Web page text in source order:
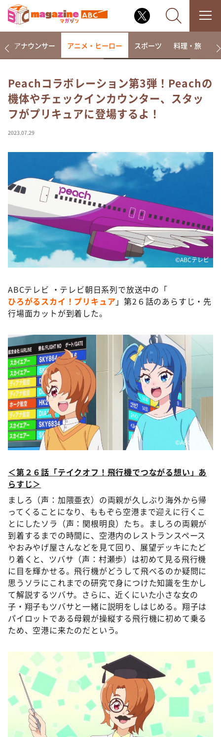
なるみ・岡村の過ぎるTV
相席食堂
これ余談なんですけど・・・
て真剣です
探偵！ナイトスクープ
news おかえり
河合＆A.B.C-Z塚田×福井アナ「なんでやねん！？」
（news おかえり）
DAIGOも台所 ～きょうの献立 何にする？～
本日はダイアンなり！シーズン２
朝だ！生です旅サラダ
ＬＩＦＥ～夢のカタチ～
新婚さんいらっしゃい！
ザキ山小屋本館
ぺこぱのまるスポ
アナ回覧板
アナウンサー アニメ・ヒーロー スポーツ 料理・旅
Peachコラボレーション第3弾！Peachの
機体やチェックインカウンター、スタッ
フがプリキュアに登場するよ！
2023.07.29
©️ABCテレビ
ABCテレビ ・テレビ朝日系列で放送中の「
ひろがるスカイ！プリキュア 」第2６話のあらすじ・先
行場面カットが到着した。
©️ABCテレビ
＜第２６話「テイクオフ！飛行機でつながる想い」あ
らすじ＞
ましろ（声：加隈亜衣）の両親が久しぶり海外から帰
ってくることになり、ももぞら空港まで迎えに行くこ
とにしたソラ（声：関根明良）たち。ましろの両親が
到着するまでの時間に、空港内のレストランスペース
やおみやげ屋さんなどを見て回り、展望デッキにたど
り着くと、ツバサ（声：村瀬歩）は初めて見る飛行機
に目を輝かせる。飛行機がどうして飛べるのか疑問に
思うソラにこれまでの研究で身につけた知識を生かし
て解説するツバサ。さらに、近くにいた小さな女の
子・翔子もツバサと一緒に説明をしはじめる。翔子は
パイロットである母親が操縦する飛行機に初めて乗る
ため、空港に来たのだという。